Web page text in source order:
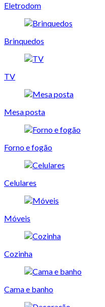
Eletrodom
Brinquedos
TV
Mesa posta
Forno e fogão
Celulares
Móveis
Cozinha
Cama e banho